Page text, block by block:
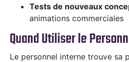
Tests de nouveaux
animations commerciales
Quand Utiliser le
Le personnel interne trouve sa